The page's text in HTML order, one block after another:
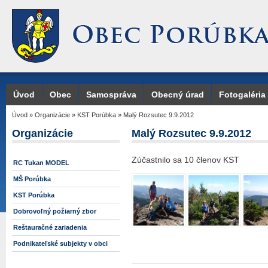
Úvod Obec Samospráva Obecný úrad Fotogaléria
Úvod » Organizácie » KST Porúbka » Malý Rozsutec 9.9.2012
Organizácie
RC Tukan MODEL
MŠ Porúbka
KST Porúbka
Dobrovoľný požiarný zbor
Reštauračné zariadenia
Podnikateľské subjekty v obci
Malý Rozsutec 9.9.2012
Zúčastnilo sa 10 členov KST